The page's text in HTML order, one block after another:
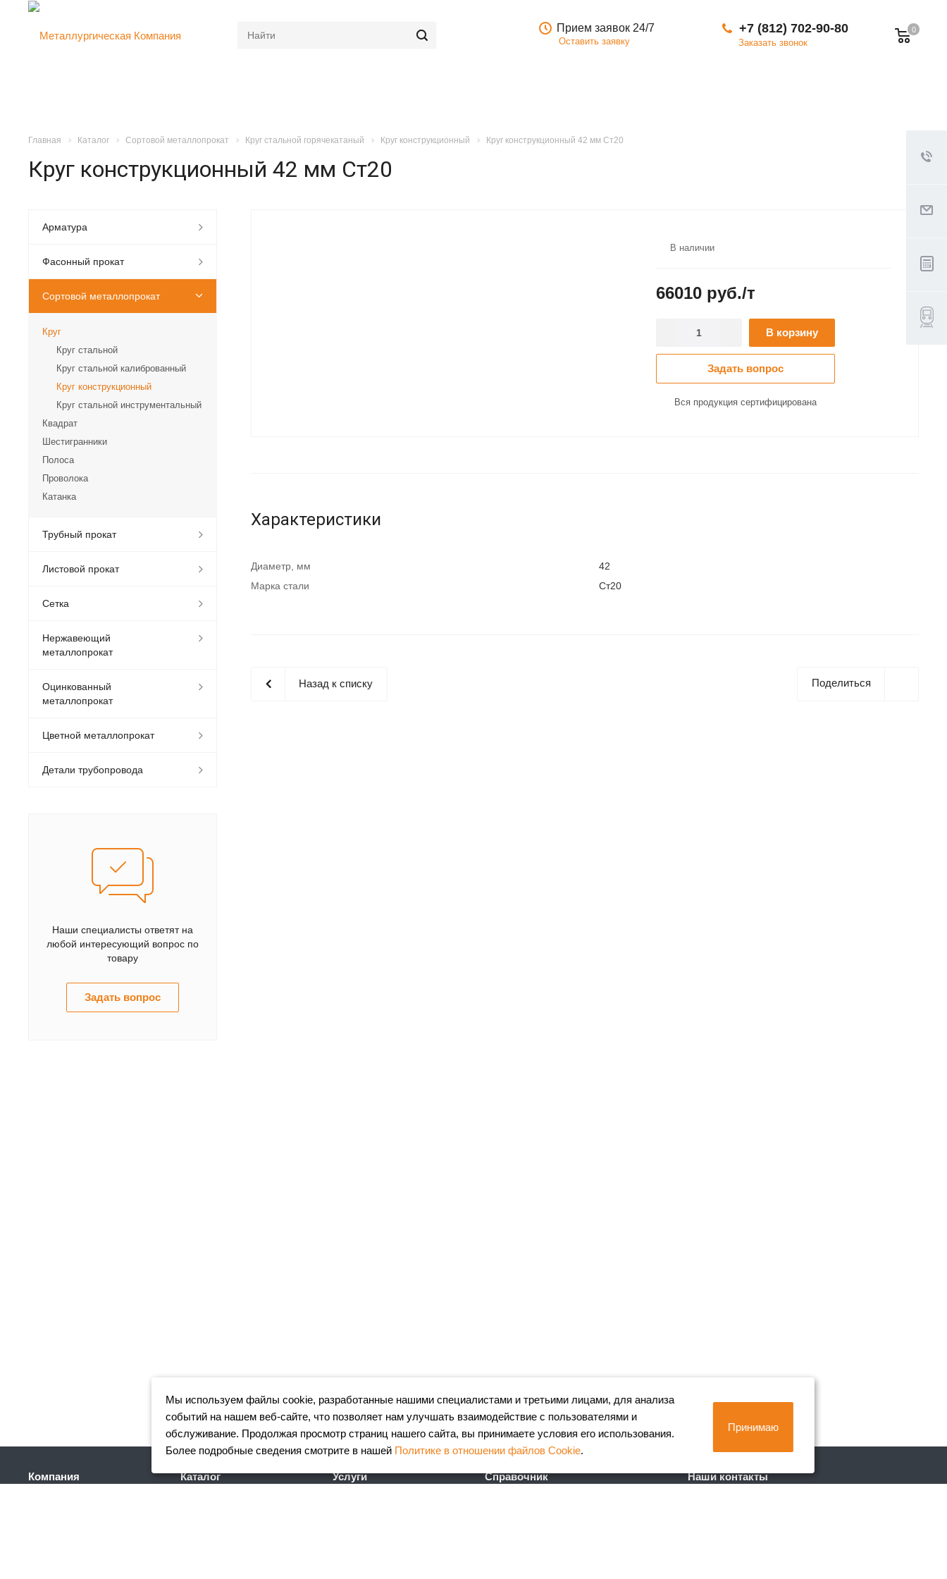
0
+7 (812) 702-90-80
Заказать звонок
Прием заявок 24/7
Оставить заявку
Главная Каталог Сортовой металлопрокат Круг стальной горячекатаный Круг конструкционный Круг конструкционный 42 мм Ст20
Круг конструкционный 42 мм Ст20
В наличии
66010 руб./т
В корзину
Задать вопрос
Вся продукция сертифицирована
Характеристики
Диаметр, мм
42
Марка стали
Ст20
Поделиться
Назад к списку
Арматура
Фасонный прокат
Сортовой металлопрокат
Круг
Круг стальной
Круг стальной калиброванный
Круг конструкционный
Круг стальной инструментальный
Квадрат
Шестигранники
Полоса
Проволока
Катанка
Трубный прокат
Листовой прокат
Сетка
Нержавеющий
металлопрокат
Оцинкованный
металлопрокат
Цветной металлопрокат
Детали трубопровода
Наши специалисты ответят на
любой интересующий вопрос по
товару
Задать вопрос
Компания Каталог Услуги Справочник Наши контакты
Мы используем файлы cookie, разработанные нашими специалистами и третьими лицами, для анализа
событий на нашем веб-сайте, что позволяет нам улучшать взаимодействие с пользователями и
обслуживание. Продолжая просмотр страниц нашего сайта, вы принимаете условия его использования.
Более подробные сведения смотрите в нашей Политике в отношении файлов Cookie.
Принимаю